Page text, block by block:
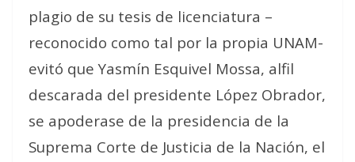
plagio de su tesis de licenciatura –
reconocido como tal por la propia UNAM-
evitó que Yasmín Esquivel Mossa, alfil
descarada del presidente López Obrador,
se apoderase de la presidencia de la
Suprema Corte de Justicia de la Nación, el